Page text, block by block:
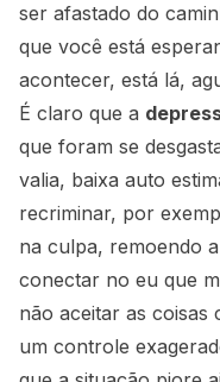
ser afastado do
que você está
acontecer, está lá,
É claro que a
que foram se
valia, baixa auto
recriminar, por
na culpa, remoendo
conectar no eu que
não aceitar as coisas
um controle